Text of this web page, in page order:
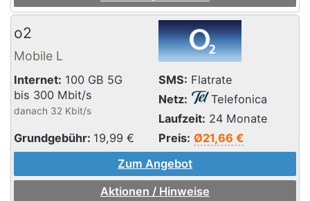
o2
Mobile L
Internet: 100 GB 5G
bis 300 Mbit/s
danach 32 Kbit/s
SMS: Flatrate
Netz:
Telefonica
Laufzeit: 24 Monate
Grundgebühr: 19,99 € Preis: Ø21,66 €
Zum Angebot
Aktionen / Hinweise